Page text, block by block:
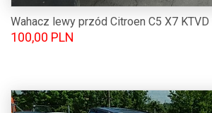
Wahacz lewy przód Citroen C5 X7 KTVD
100,00 PLN